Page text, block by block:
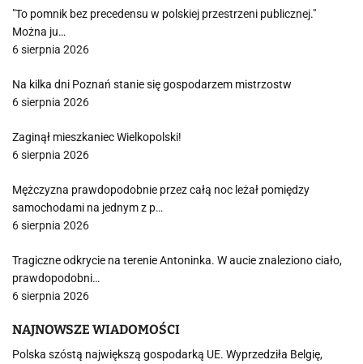
"To pomnik bez precedensu w polskiej przestrzeni publicznej."
Można ju…
6 sierpnia 2026
Na kilka dni Poznań stanie się gospodarzem mistrzostw
6 sierpnia 2026
Zaginął mieszkaniec Wielkopolski!
6 sierpnia 2026
Mężczyzna prawdopodobnie przez całą noc leżał pomiędzy
samochodami na jednym z p…
6 sierpnia 2026
Tragiczne odkrycie na terenie Antoninka. W aucie znaleziono ciało,
prawdopodobni…
6 sierpnia 2026
NAJNOWSZE WIADOMOŚCI
Polska szóstą największą gospodarką UE. Wyprzedziła Belgię,